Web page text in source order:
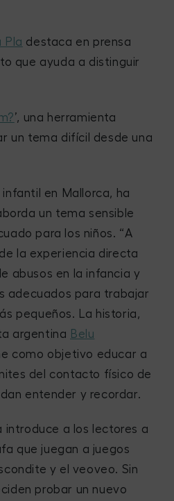
Pla destaca en prensa
que ayuda a distinguir
’, una herramienta
un tema difícil desde una
en Mallorca, ha
un tema sensible
para los niños. “A
la experiencia directa
abusos en la infancia y
adecuados para trabajar
pequeños. La historia,
argentina Belu
como objetivo educar a
del contacto físico de
entender y recordar.
introduce a los lectores a
que juegan a juegos
y el veoveo. Sin
probar un nuevo